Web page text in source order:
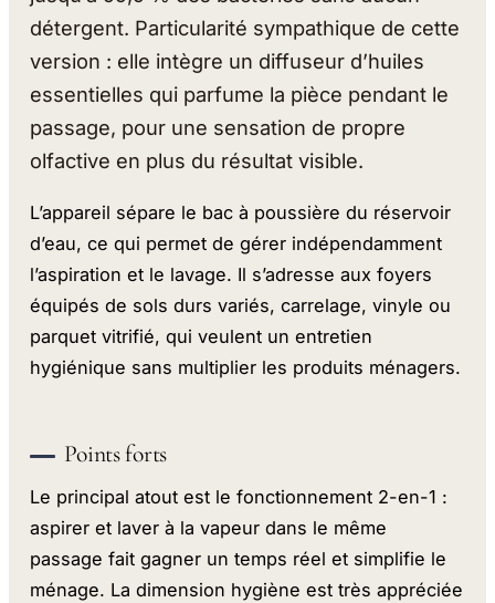
détergent. Particularité sympathique de cette
version : elle intègre un diffuseur d’huiles
essentielles qui parfume la pièce pendant le
passage, pour une sensation de propre
olfactive en plus du résultat visible.
L’appareil sépare le bac à poussière du réservoir
d’eau, ce qui permet de gérer indépendamment
l’aspiration et le lavage. Il s’adresse aux foyers
équipés de sols durs variés, carrelage, vinyle ou
parquet vitrifié, qui veulent un entretien
hygiénique sans multiplier les produits ménagers.
Points forts
Le principal atout est le fonctionnement 2-en-1 :
aspirer et laver à la vapeur dans le même
passage fait gagner un temps réel et simplifie le
ménage. La dimension hygiène est très appréciée